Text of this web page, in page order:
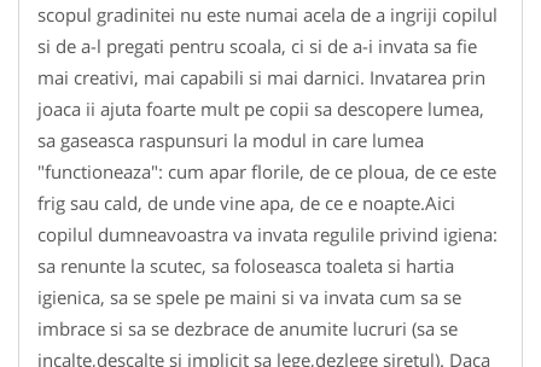
scopul gradinitei nu este numai acela de a ingriji copilul
si de a-l pregati pentru scoala, ci si de a-i invata sa fie
mai creativi, mai capabili si mai darnici. Invatarea prin
joaca ii ajuta foarte mult pe copii sa descopere lumea,
sa gaseasca raspunsuri la modul in care lumea
"functioneaza": cum apar florile, de ce ploua, de ce este
frig sau cald, de unde vine apa, de ce e noapte.Aici
copilul dumneavoastra va invata regulile privind igiena:
sa renunte la scutec, sa foloseasca toaleta si hartia
igienica, sa se spele pe maini si va invata cum sa se
imbrace si sa se dezbrace de anumite lucruri (sa se
incalte,descalte si implicit sa lege,dezlege siretul). Daca